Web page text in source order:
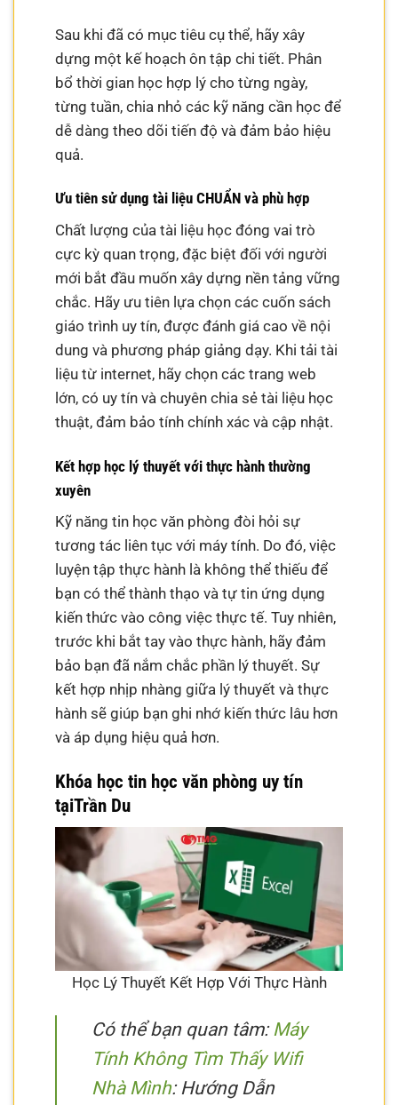
Sau khi đã có mục tiêu cụ thể, hãy xây
dựng một kế hoạch ôn tập chi tiết. Phân
bổ thời gian học hợp lý cho từng ngày,
từng tuần, chia nhỏ các kỹ năng cần học để
dễ dàng theo dõi tiến độ và đảm bảo hiệu
quả.
Ưu tiên sử dụng tài liệu CHUẨN và phù hợp
Chất lượng của tài liệu học đóng vai trò
cực kỳ quan trọng, đặc biệt đối với người
mới bắt đầu muốn xây dựng nền tảng vững
chắc. Hãy ưu tiên lựa chọn các cuốn sách
giáo trình uy tín, được đánh giá cao về nội
dung và phương pháp giảng dạy. Khi tải tài
liệu từ internet, hãy chọn các trang web
lớn, có uy tín và chuyên chia sẻ tài liệu học
thuật, đảm bảo tính chính xác và cập nhật.
Kết hợp học lý thuyết với thực hành thường
xuyên
Kỹ năng tin học văn phòng đòi hỏi sự
tương tác liên tục với máy tính. Do đó, việc
luyện tập thực hành là không thể thiếu để
bạn có thể thành thạo và tự tin ứng dụng
kiến thức vào công việc thực tế. Tuy nhiên,
trước khi bắt tay vào thực hành, hãy đảm
bảo bạn đã nắm chắc phần lý thuyết. Sự
kết hợp nhịp nhàng giữa lý thuyết và thực
hành sẽ giúp bạn ghi nhớ kiến thức lâu hơn
và áp dụng hiệu quả hơn.
Khóa học tin học văn phòng uy tín
tạiTrần Du
Học Lý Thuyết Kết Hợp Với Thực Hành
Có thể bạn quan tâm:Máy
Tính Không Tìm Thấy Wifi
Nhà Mình: Hướng Dẫn